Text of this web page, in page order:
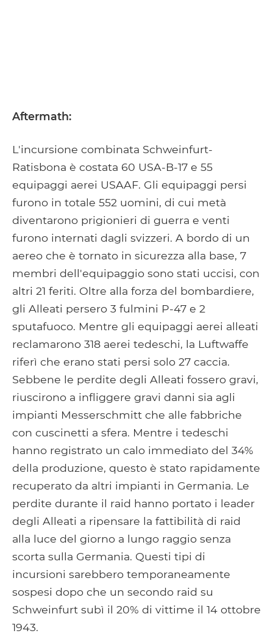
Aftermath:
L'incursione combinata Schweinfurt-
Ratisbona è costata 60 USA-B-17 e 55
equipaggi aerei USAAF. Gli equipaggi persi
furono in totale 552 uomini, di cui metà
diventarono prigionieri di guerra e venti
furono internati dagli svizzeri. A bordo di un
aereo che è tornato in sicurezza alla base, 7
membri dell'equipaggio sono stati uccisi, con
altri 21 feriti. Oltre alla forza del bombardiere,
gli Alleati persero 3 fulmini P-47 e 2
sputafuoco. Mentre gli equipaggi aerei alleati
reclamarono 318 aerei tedeschi, la Luftwaffe
riferì che erano stati persi solo 27 caccia.
Sebbene le perdite degli Alleati fossero gravi,
riuscirono a infliggere gravi danni sia agli
impianti Messerschmitt che alle fabbriche
con cuscinetti a sfera. Mentre i tedeschi
hanno registrato un calo immediato del 34%
della produzione, questo è stato rapidamente
recuperato da altri impianti in Germania. Le
perdite durante il raid hanno portato i leader
degli Alleati a ripensare la fattibilità di raid
alla luce del giorno a lungo raggio senza
scorta sulla Germania. Questi tipi di
incursioni sarebbero temporaneamente
sospesi dopo che un secondo raid su
Schweinfurt subì il 20% di vittime il 14 ottobre
1943.